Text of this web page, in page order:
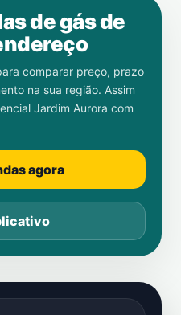
de gás de
comparar preço, prazo
na sua região. Assim
Jardim Aurora com
agora